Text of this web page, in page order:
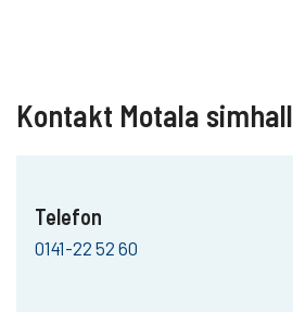
Kontakt Motala simhall
Telefon
0141-22 52 60